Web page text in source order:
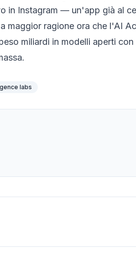
in Instagram — un'app già al
maggior ragione ora che l'AI
miliardi in modelli aperti
labs